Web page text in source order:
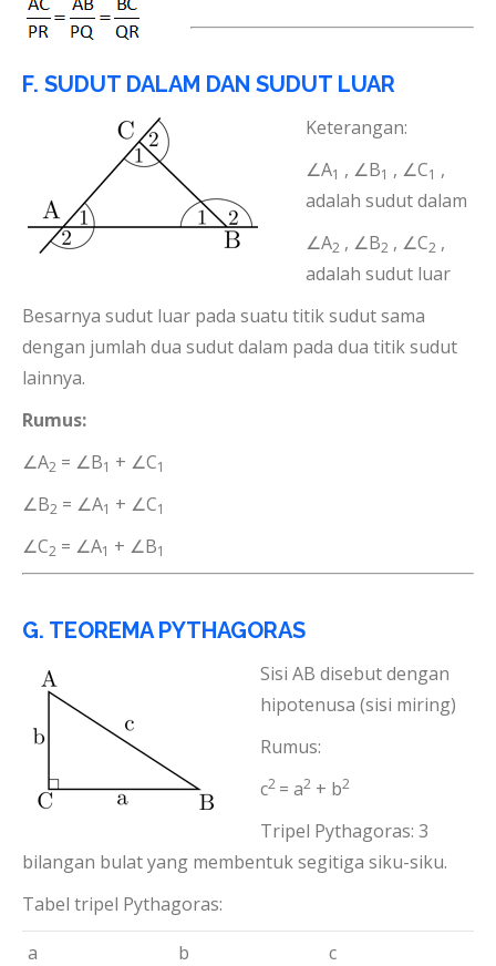
F. SUDUT DALAM DAN SUDUT LUAR
Keterangan:
∠A1 , ∠B1 , ∠C1 ,
adalah sudut dalam
∠A2 , ∠B2 , ∠C2 ,
adalah sudut luar
Besarnya sudut luar pada suatu titik sudut sama
dengan jumlah dua sudut dalam pada dua titik sudut
lainnya.
Rumus:
∠A2 = ∠B1 + ∠C1
∠B2 = ∠A1 + ∠C1
∠C2 = ∠A1 + ∠B1
G. TEOREMA PYTHAGORAS
Sisi AB disebut dengan
hipotenusa (sisi miring)
Rumus:
c2 = a2 + b2
Tripel Pythagoras: 3
bilangan bulat yang membentuk segitiga siku-siku.
Tabel tripel Pythagoras:
a
b
c